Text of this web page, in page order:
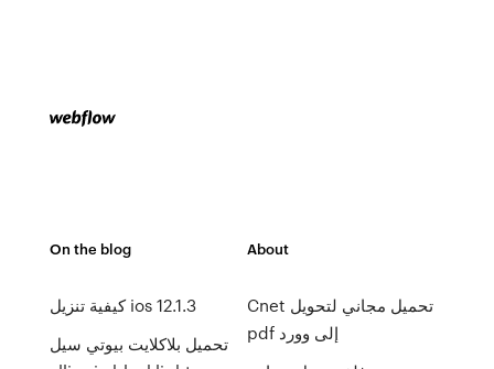
On the blog
كيفية تنزيل ios 12.1.3
تحميل بلاكلايت بيوتي سيل
About
Cnet تحميل مجاني لتحويل
pdf إلى وورد